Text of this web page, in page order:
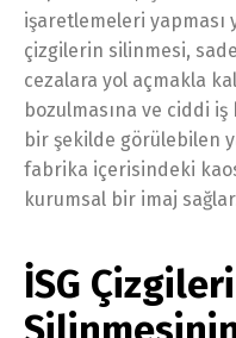
işaretlemeleri yapması
çizgilerin silinmesi,
cezalara yol açmakla
bozulmasına ve ciddi
bir şekilde görülebilen
fabrika içerisindeki
kurumsal bir imaj
İSG